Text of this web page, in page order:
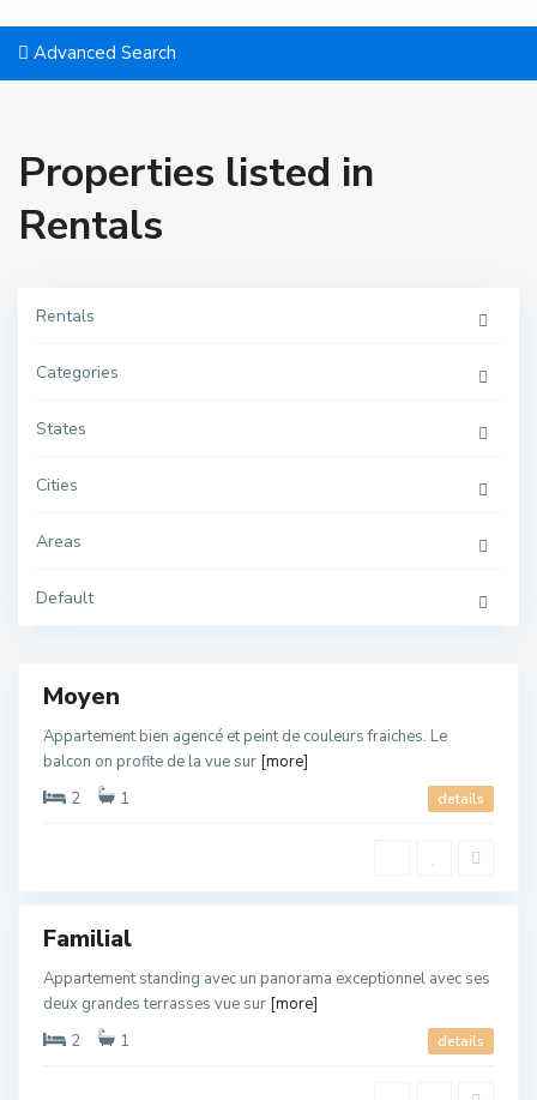
Advanced Search
Properties listed in
Rentals
Rentals
Categories
States
Cities
Areas
Default
e
a
o
O
u
l
o
Moyen
Appartement bien agencé et peint de couleurs fraiches. Le
balcon on profite de la vue sur [more]
2
1 details
d
l
o
u
,
u
e
u
Familial
Appartement standing avec un panorama exceptionnel avec ses
deux grandes terrasses vue sur [more]
2
1 details
u
e
d
l
o
u
,
u
e